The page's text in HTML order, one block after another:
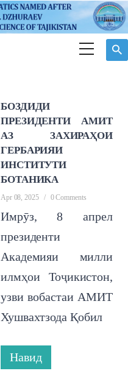
БОЗДИДИ
ПРЕЗИДЕНТИ АМИТ
АЗ ЗАХИРАҲОИ
ГЕРБАРИЯИ
ИНСТИТУТИ
БОТАНИКА
Apr 08, 2025 / 0 Comments
Имрӯз, 8 апрел
президенти
Академияи милли
илмҳои Тоҷикистон,
узви вобастаи АМИТ
Хушвахтзода Қобил
Навид